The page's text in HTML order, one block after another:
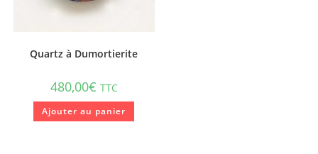
Quartz à Dumortierite
480,00€ TTC
Ajouter au panier